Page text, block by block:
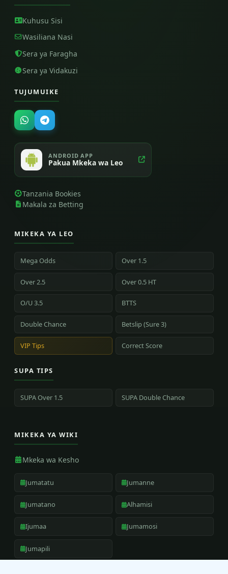
Kuhusu Sisi
Wasiliana Nasi
Sera ya Faragha
Sera ya Vidakuzi
TUJUMUIKE
ANDROID APP
Pakua Mkeka wa Leo
Tanzania Bookies
Makala za Betting
MIKEKA YA LEO
Mega Odds Over 1.5
Over 2.5 Over 0.5 HT
O/U 3.5 BTTS
Double Chance Betslip (Sure 3)
VIP Tips Correct Score
SUPA TIPS
SUPA Over 1.5 SUPA Double Chance
MIKEKA YA WIKI
Mkeka wa Kesho
Jumatatu Jumanne
Jumatano Alhamisi
Ijumaa Jumamosi
Jumapili